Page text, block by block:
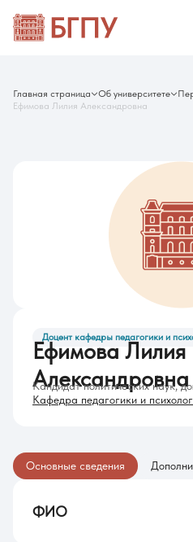
Главная страница Об университете
Ефимова Лилия Александровна
Доцент кафедры педагогики и
Ефимова Лилия
Александровна
Кандидат политических наук,
Кафедра педагогики и
Основные сведения
ФИО